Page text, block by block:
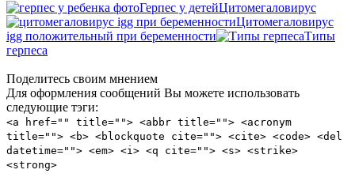
Герпес у детейЦитомегаловирус
Цитомегаловирус
igg положительный при беременности
Типы
герпеса
Поделитесь своим мнением
Для оформления сообщений Вы можете использовать
следующие тэги:
<a href="" title=""> <abbr title=""> <acronym
title=""> <b> <blockquote cite=""> <cite> <code> <del
datetime=""> <em> <i> <q cite=""> <s> <strike>
<strong>